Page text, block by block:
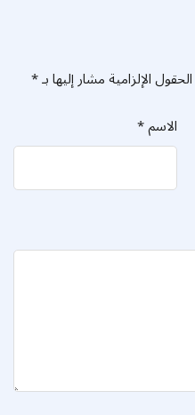
الحقول الإلزامية مشار إليها بـ*
الاسم*